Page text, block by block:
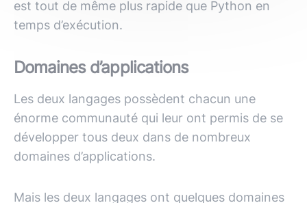
est tout de même plus rapide que Python en
temps d’exécution.
Domaines d’applications
Les deux langages possèdent chacun une
énorme communauté qui leur ont permis de se
développer tous deux dans de nombreux
domaines d’applications.
Mais les deux langages ont quelques domaines